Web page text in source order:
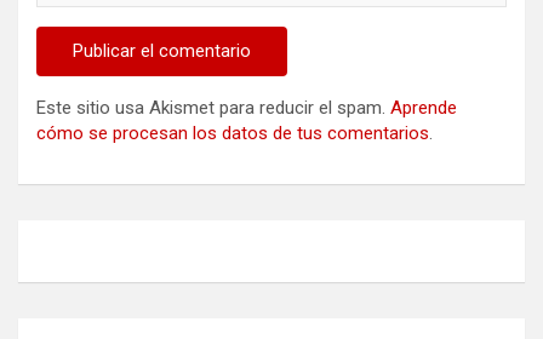
Este sitio usa Akismet para reducir el spam. Aprende
cómo se procesan los datos de tus comentarios.